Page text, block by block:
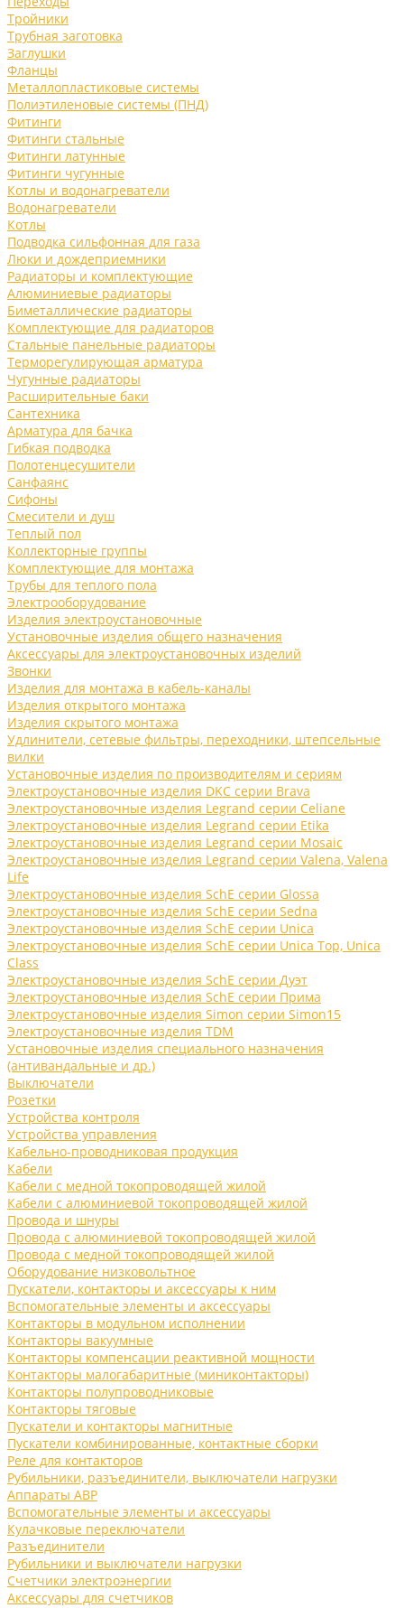
Тройники
Трубная заготовка
Заглушки
Фланцы
Металлопластиковые системы
Полиэтиленовые системы (ПНД)
Фитинги
Фитинги стальные
Фитинги латунные
Фитинги чугунные
Котлы и водонагреватели
Водонагреватели
Котлы
Подводка сильфонная для газа
Люки и дождеприемники
Радиаторы и комплектующие
Алюминиевые радиаторы
Биметаллические радиаторы
Комплектующие для радиаторов
Стальные панельные радиаторы
Терморегулирующая арматура
Чугунные радиаторы
Расширительные баки
Сантехника
Арматура для бачка
Гибкая подводка
Полотенцесушители
Санфаянс
Сифоны
Смесители и душ
Теплый пол
Коллекторные группы
Комплектующие для монтажа
Трубы для теплого пола
Электрооборудование
Изделия электроустановочные
Установочные изделия общего назначения
Аксессуары для электроустановочных изделий
Звонки
Изделия для монтажа в кабель-каналы
Изделия открытого монтажа
Изделия скрытого монтажа
Удлинители, сетевые фильтры, переходники, штепсельные
вилки
Установочные изделия по производителям и сериям
Электроустановочные изделия DKC серии Brava
Электроустановочные изделия Legrand серии Celiane
Электроустановочные изделия Legrand серии Etika
Электроустановочные изделия Legrand серии Mosaic
Электроустановочные изделия Legrand серии Valena, Valena
Life
Электроустановочные изделия SchE серии Glossa
Электроустановочные изделия SchE серии Sedna
Электроустановочные изделия SchE серии Unica
Электроустановочные изделия SchE серии Unica Top, Unica
Class
Электроустановочные изделия SchE серии Дуэт
Электроустановочные изделия SchE серии Прима
Электроустановочные изделия Simon серии Simon15
Электроустановочные изделия TDM
Установочные изделия специального назначения
(антивандальные и др.)
Выключатели
Розетки
Устройства контроля
Устройства управления
Кабельно-проводниковая продукция
Кабели
Кабели с медной токопроводящей жилой
Кабели с алюминиевой токопроводящей жилой
Провода и шнуры
Провода с алюминиевой токопроводящей жилой
Провода с медной токопроводящей жилой
Оборудование низковольтное
Пускатели, контакторы и аксессуары к ним
Вспомогательные элементы и аксессуары
Контакторы в модульном исполнении
Контакторы вакуумные
Контакторы компенсации реактивной мощности
Контакторы малогабаритные (миниконтакторы)
Контакторы полупроводниковые
Контакторы тяговые
Пускатели и контакторы магнитные
Пускатели комбинированные, контактные сборки
Реле для контакторов
Рубильники, разъединители, выключатели нагрузки
Аппараты АВР
Вспомогательные элементы и аксессуары
Кулачковые переключатели
Разъединители
Рубильники и выключатели нагрузки
Счетчики электроэнергии
Аксессуары для счетчиков